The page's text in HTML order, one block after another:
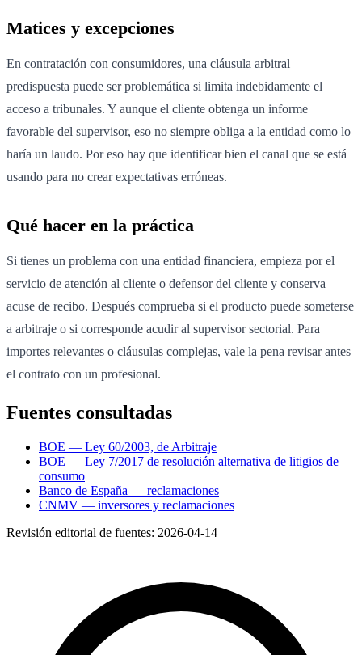
Matices y excepciones
En contratación con consumidores, una cláusula arbitral
predispuesta puede ser problemática si limita indebidamente el
acceso a tribunales. Y aunque el cliente obtenga un informe
favorable del supervisor, eso no siempre obliga a la entidad como lo
haría un laudo. Por eso hay que identificar bien el canal que se está
usando para no crear expectativas erróneas.
Qué hacer en la práctica
Si tienes un problema con una entidad financiera, empieza por el
servicio de atención al cliente o defensor del cliente y conserva
acuse de recibo. Después comprueba si el producto puede someterse
a arbitraje o si corresponde acudir al supervisor sectorial. Para
importes relevantes o cláusulas complejas, vale la pena revisar antes
el contrato con un profesional.
Fuentes consultadas
BOE — Ley 60/2003, de Arbitraje
BOE — Ley 7/2017 de resolución alternativa de litigios de
consumo
Banco de España — reclamaciones
CNMV — inversores y reclamaciones
Revisión editorial de fuentes: 2026-04-14